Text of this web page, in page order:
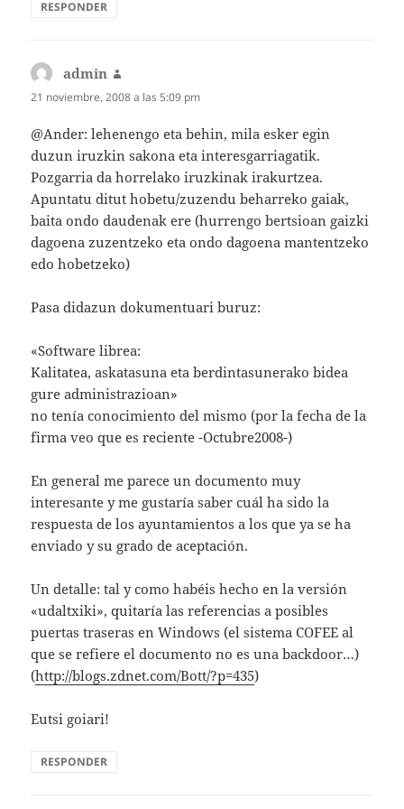
RESPONDER
admin
21 noviembre, 2008 a las 5:09 pm
@Ander: lehenengo eta behin, mila esker egin
duzun iruzkin sakona eta interesgarriagatik.
Pozgarria da horrelako iruzkinak irakurtzea.
Apuntatu ditut hobetu/zuzendu beharreko gaiak,
baita ondo daudenak ere (hurrengo bertsioan gaizki
dagoena zuzentzeko eta ondo dagoena mantentzeko
edo hobetzeko)
Pasa didazun dokumentuari buruz:
«Software librea:
Kalitatea, askatasuna eta berdintasunerako bidea
gure administrazioan»
no tenía conocimiento del mismo (por la fecha de la
firma veo que es reciente -Octubre2008-)
En general me parece un documento muy
interesante y me gustaría saber cuál ha sido la
respuesta de los ayuntamientos a los que ya se ha
enviado y su grado de aceptación.
Un detalle: tal y como habéis hecho en la versión
«udaltxiki», quitaría las referencias a posibles
puertas traseras en Windows (el sistema COFEE al
que se refiere el documento no es una backdoor…)
(http://blogs.zdnet.com/Bott/?p=435)
Eutsi goiari!
RESPONDER